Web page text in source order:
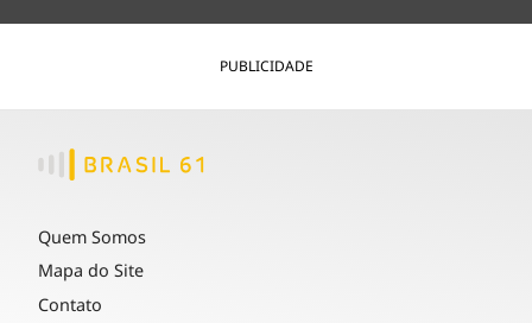
PUBLICIDADE
Quem Somos
Mapa do Site
Contato